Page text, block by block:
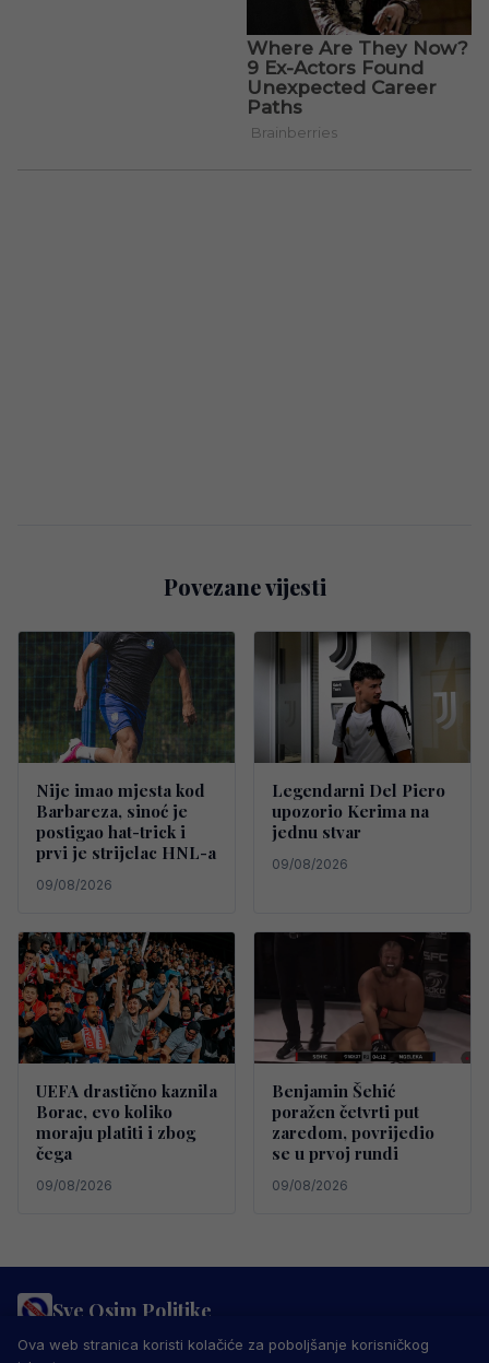
Povezane vijesti
Nije imao mjesta kod
Barbareza, sinoć je
postigao hat-trick i
prvi je strijelac HNL-a
09/08/2026
Legendarni Del Piero
upozorio Kerima na
jednu stvar
09/08/2026
UEFA drastično kaznila
Borac, evo koliko
moraju platiti i zbog
čega
09/08/2026
Benjamin Šehić
poražen četvrti put
zaredom, povrijedio
se u prvoj rundi
09/08/2026
Sve Osim Politike
PRAVILA PRIVATNOSTI MARKETING
USLOVI KORIŠTENJA
IMPRESSUM
Ova web stranica koristi kolačiće za poboljšanje korisničkog